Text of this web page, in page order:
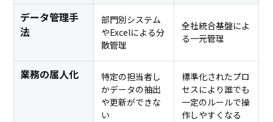
データ管理手
法
部門別システム
やExcelによる分
散管理
全社統合基盤によ
る一元管理
業務の属人化
特定の担当者し
かデータの抽出
や更新ができな
い
標準化されたプロ
セスにより誰でも
一定のルールで操
作しやすくなる